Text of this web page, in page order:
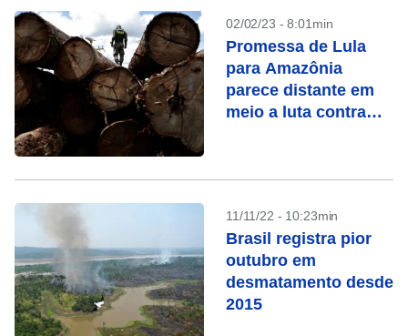
02/02/23 - 8:01min
Promessa de Lula
para Amazônia
parece distante em
meio a luta contra
11/11/22 - 10:23min
Brasil registra pior
outubro em
desmatamento desde
2015